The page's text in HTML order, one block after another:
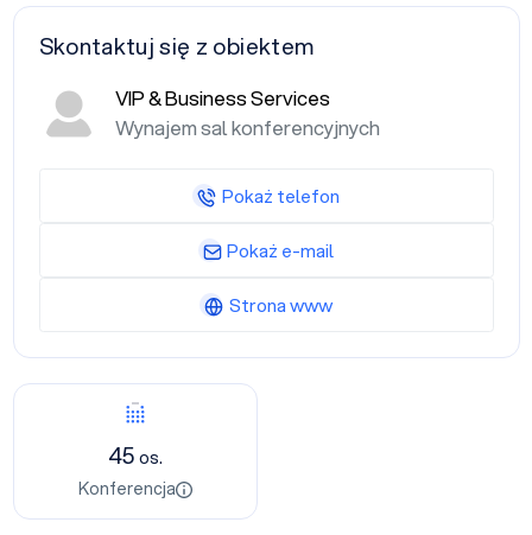
Konferencja
45os.
Konferencja
Skontaktuj się z obiektem
VIP & Business Services
Wynajem sal konferencyjnych
Pokaż telefon
Pokaż e-mail
Strona www